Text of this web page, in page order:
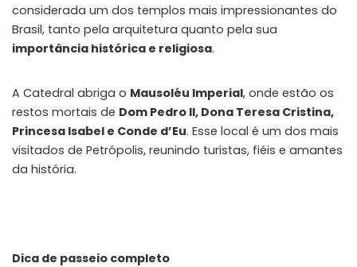
considerada um dos templos mais impressionantes do
Brasil, tanto pela arquitetura quanto pela sua
importância histórica e religiosa.
A Catedral abriga o Mausoléu Imperial, onde estão os
restos mortais de Dom Pedro II, Dona Teresa Cristina,
Princesa Isabel e Conde d’Eu. Esse local é um dos mais
visitados de Petrópolis, reunindo turistas, fiéis e amantes
da história.
Dica de passeio completo